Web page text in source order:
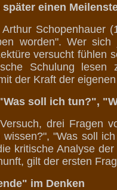
einen
Schopenhauer
worden". Wer
versucht fühlen
Schulung
der Kraft der
soll ich tun?",
drei Fragen
"Was soll
kritische Analyse
gilt der ersten
im Denken